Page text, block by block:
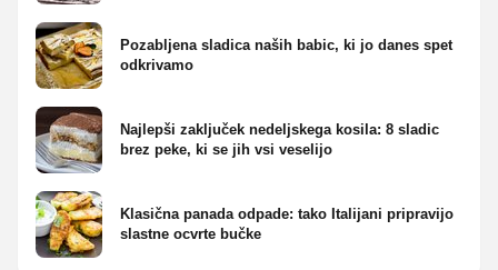
Pozabljena sladica naših babic, ki jo danes spet
odkrivamo
Najlepši zaključek nedeljskega kosila: 8 sladic
brez peke, ki se jih vsi veselijo
Klasična panada odpade: tako Italijani pripravijo
slastne ocvrte bučke